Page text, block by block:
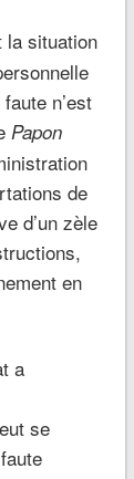
situation
n’est
Papon
de
d’un zèle
en
a
se